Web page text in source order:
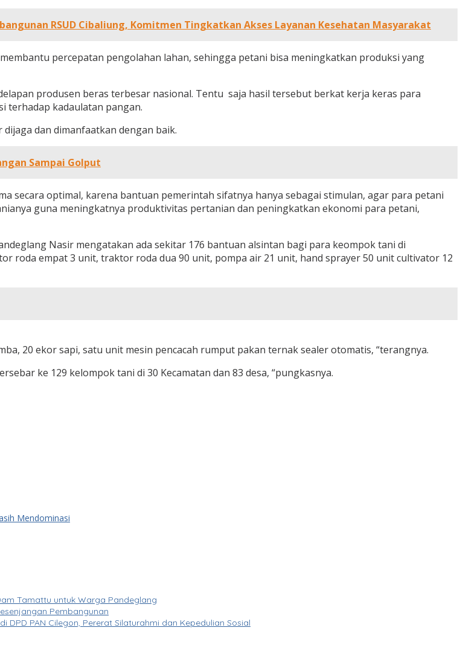
RSUD Cibaliung, Komitmen Tingkatkan Akses Layanan Kesehatan Masyarakat
percepatan pengolahan lahan, sehingga petani bisa meningkatkan produksi yang
produsen beras terbesar nasional. Tentu saja hasil tersebut berkat kerja keras para
terhadap kadaulatan pangan.
dan dimanfaatkan dengan baik.
Sampai Golput
secara optimal, karena bantuan pemerintah sifatnya hanya sebagai stimulan, agar para petani
guna meningkatnya produktivitas pertanian dan peningkatkan ekonomi para petani,
Nasir mengatakan ada sekitar 176 bantuan alsintan bagi para keompok tani di
roda empat 3 unit, traktor roda dua 90 unit, pompa air 21 unit, hand sprayer 50 unit cultivator 12
20 ekor sapi, satu unit mesin pencacah rumput pakan ternak sealer otomatis, “terangnya.
ke 129 kelompok tani di 30 Kecamatan dan 83 desa, “pungkasnya.
Mendominasi
Tamattu untuk Warga Pandeglang
Pembangunan
PAN Cilegon, Pererat Silaturahmi dan Kepedulian Sosial